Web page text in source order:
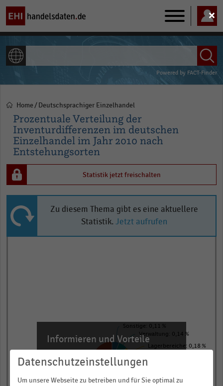
Main
navigation
Powered by FACT-Finder
Pfadnavigation
Home Deutschsprachiger Einzelhandel
Prozentuale Verteilung der
Inventurdifferenzen im deutschen
Einzelhandel im Jahr 2010 nach
Entstehungsorten
Statistik jetzt freischalten
Zu diesem Thema gibt es eine aktuellere
Statistik. Jetzt aufrufen
Sonstige: 0,11 %
Verwaltung: 0,14 %
Lagerbereiche: 0,18 %
Verkaufsraum: 0,98 %
Informieren und Vorteile
sichern!
Für Ihre bequeme und umfassende
Recherche:
Datenschutzeinstellungen
Um unsere Webseite zu betreiben und für Sie optimal zu